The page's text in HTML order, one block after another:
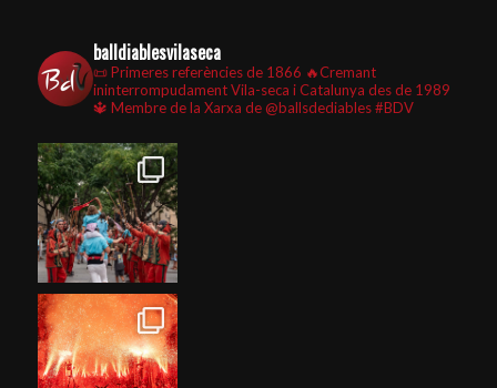
balldiablesvilaseca
📜 Primeres referències de 1866 🔥Cremant
ininterrompudament Vila-seca i Catalunya des de 1989
🔱 Membre de la Xarxa de @ballsdediables#BDV